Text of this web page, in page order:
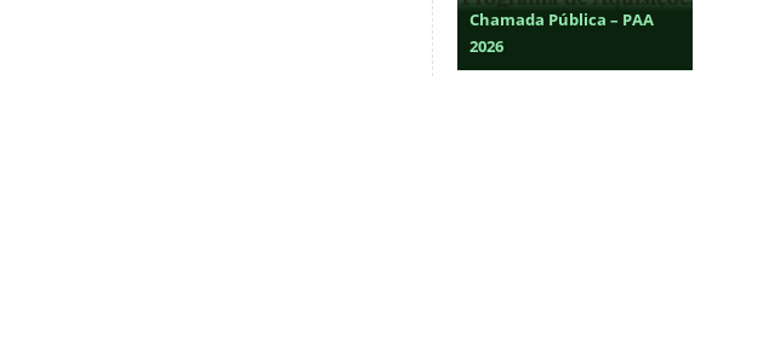
Chamada Pública – PAA
2026